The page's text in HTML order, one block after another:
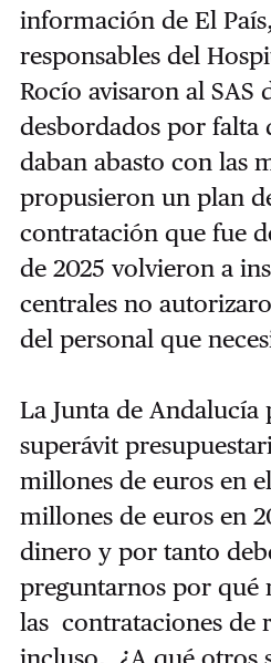
información de El
responsables del
Rocío avisaron al SAS
desbordados por falta
daban abasto con las
propusieron un plan
contratación que fue
de 2025 volvieron a
centrales no
del personal que
La Junta de Andalucía
superávit
millones de euros en
millones de euros en
dinero y por tanto
preguntarnos por qué
las contrataciones de
incluso, ¿A qué otros